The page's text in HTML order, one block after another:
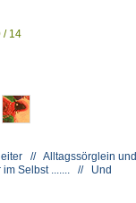
/ 14
// Alltagssörglein und
Selbst ....... // Und